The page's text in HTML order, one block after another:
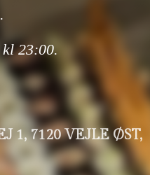
23:00.
1, 7120 VEJLE ØST,